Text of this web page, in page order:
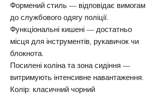
Формений стиль — відповідає вимогам
до службового одягу поліції.
Функціональні кишені — достатньо
місця для інструментів, рукавичок чи
блокнота.
Посилені коліна та зона сидіння —
витримують інтенсивне навантаження.
Колір: класичний чорний